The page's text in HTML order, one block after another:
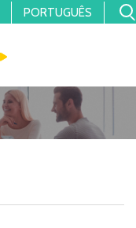
PORTUGUÊS